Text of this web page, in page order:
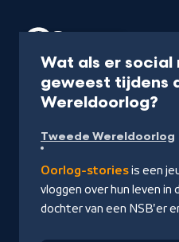
Wat als er social
geweest tijdens
Wereldoorlog?
op
Tweede Wereldoorlog
Oorlog-storiesis een
vloggen over hun leven in
dochter van een NSB'er